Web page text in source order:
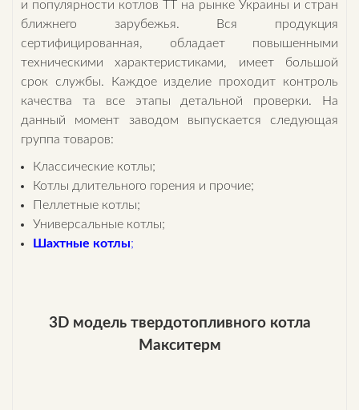
и популярности котлов ТТ на рынке Украины и стран
ближнего зарубежья. Вся продукция
сертифицированная, обладает повышенными
техническими характеристиками, имеет большой
срок службы. Каждое изделие проходит контроль
качества та все этапы детальной проверки. На
данный момент заводом выпускается следующая
группа товаров:
Классические котлы;
Котлы длительного горения и прочие;
Пеллетные котлы;
Универсальные котлы;
Шахтные котлы;
3D модель твердотопливного котла
Макситерм